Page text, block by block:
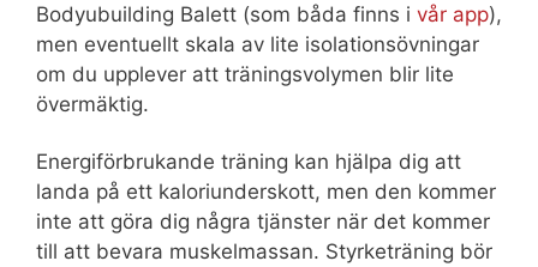
Bodyubuilding Balett (som båda finns i vår app),
men eventuellt skala av lite isolationsövningar
om du upplever att träningsvolymen blir lite
övermäktig.
Energiförbrukande träning kan hjälpa dig att
landa på ett kaloriunderskott, men den kommer
inte att göra dig några tjänster när det kommer
till att bevara muskelmassan. Styrketräning bör